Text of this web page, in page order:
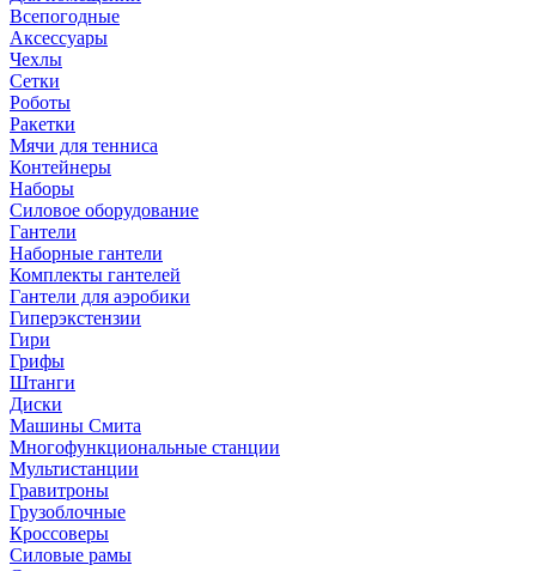
Всепогодные
Аксессуары
Чехлы
Сетки
Роботы
Ракетки
Мячи для тенниса
Контейнеры
Наборы
Силовое оборудование
Гантели
Наборные гантели
Комплекты гантелей
Гантели для аэробики
Гиперэкстензии
Гири
Грифы
Штанги
Диски
Машины Смита
Многофункциональные станции
Мультистанции
Гравитроны
Грузоблочные
Кроссоверы
Силовые рамы